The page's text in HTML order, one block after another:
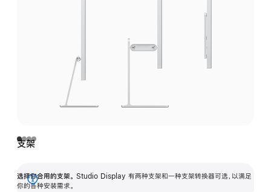
支架
选择你合用的支架。 Studio Display 有两种支架和一种支架转换器可选，以满足
你的各种安装需求。
展